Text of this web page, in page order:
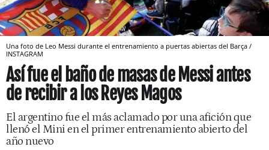
Una foto de Leo Messi durante el entrenamiento a puertas abiertas del Barça /
INSTAGRAM
Así fue el baño de masas de Messi antes
de recibir a los Reyes Magos
El argentino fue el más aclamado por una afición que
llenó el Mini en el primer entrenamiento abierto del
año nuevo